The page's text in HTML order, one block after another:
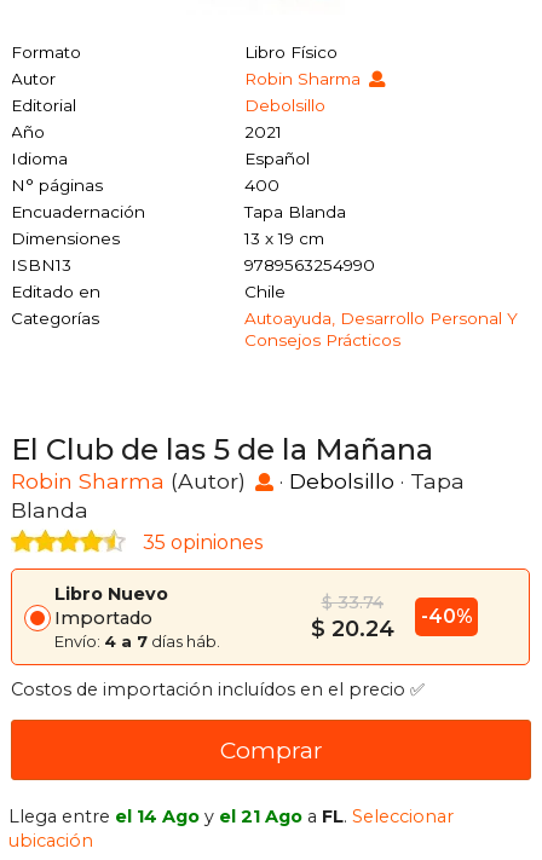
Formato
Libro Físico
Autor
Robin Sharma
Editorial
Debolsillo
Año
2021
Idioma
Español
N° páginas
400
Encuadernación
Tapa Blanda
Dimensiones
13 x 19 cm
ISBN13
9789563254990
Editado en
Chile
Categorías
Autoayuda, Desarrollo Personal Y
Consejos Prácticos
El Club de las 5 de la Mañana
Robin Sharma (Autor) · Debolsillo · Tapa
Blanda
35 opiniones
Libro Nuevo
Importado
Envío: 4 a 7 días háb.
$ 33.74
$ 20.24 -40%
Costos de importación incluídos en el precio ✅
Comprar
Llega entre el 14 Ago y el 21 Ago a FL.Seleccionar
ubicación